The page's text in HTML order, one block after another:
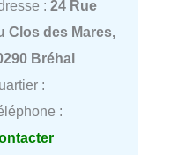
: 24 Rue
Clos des Mares,
Bréhal
:
: